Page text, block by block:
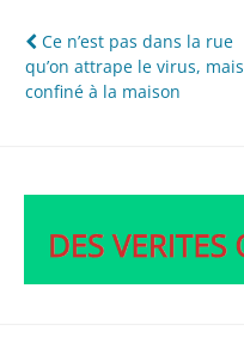
Navigation
de
Ce n’est pas dans la rue
qu’on attrape le virus, mais
confiné à la maison